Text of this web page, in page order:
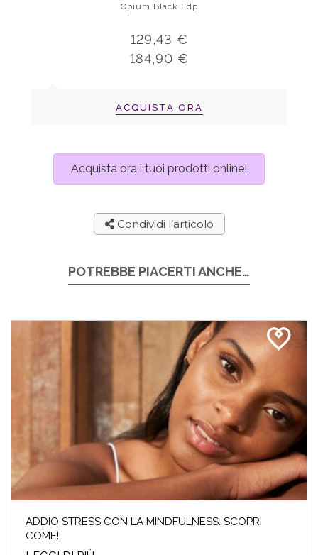
Opium Black Edp
129,43 €
184,90 €
ACQUISTA ORA
Acquista ora i tuoi prodotti online!
Condividi l’articolo
POTREBBE PIACERTI ANCHE…
ADDIO STRESS CON LA MINDFULNESS: SCOPRI
COME!